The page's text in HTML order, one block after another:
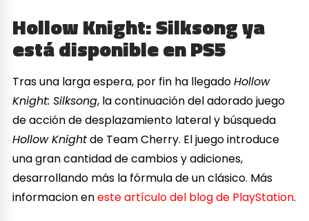
Hollow Knight: Silksong ya
está disponible en PS5
Tras una larga espera, por fin ha llegadoHollow
Knight: Silksong, la continuación del adorado juego
de acción de desplazamiento lateral y búsqueda
Hollow Knightde Team Cherry. El juego introduce
una gran cantidad de cambios y adiciones,
desarrollando más la fórmula de un clásico. Más
informacion eneste artículo del blog de PlayStation.